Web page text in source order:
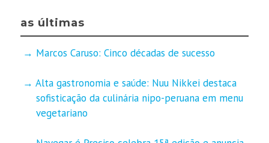
as últimas
Marcos Caruso: Cinco décadas de sucesso
Alta gastronomia e saúde: Nuu Nikkei destaca
sofisticação da culinária nipo-peruana em menu
vegetariano